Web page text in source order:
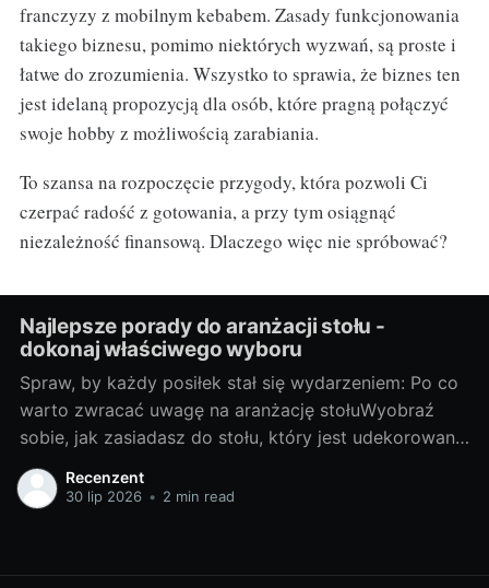
franczyzy z mobilnym kebabem. Zasady funkcjonowania
takiego biznesu, pomimo niektórych wyzwań, są proste i
łatwe do zrozumienia. Wszystko to sprawia, że biznes ten
jest idelaną propozycją dla osób, które pragną połączyć
swoje hobby z możliwością zarabiania.
To szansa na rozpoczęcie przygody, która pozwoli Ci
czerpać radość z gotowania, a przy tym osiągnąć
niezależność finansową. Dlaczego więc nie spróbować?
Najlepsze porady do aranżacji stołu -
dokonaj właściwego wyboru
Spraw, by każdy posiłek stał się wydarzeniem: Po co
warto zwracać uwagę na aranżację stołuWyobraź
sobie, jak zasiadasz do stołu, który jest udekorowany
z troską i wyobraźnią. Każda filiżanka, talerz i
sztućce są umieszczone na miejscu, tworząc piękną
Recenzent
30 lip 2026 • 2 min read